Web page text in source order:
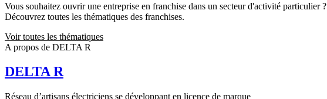
Vous souhaitez ouvrir une entreprise en franchise dans un secteur d'activité particulier ?
Découvrez toutes les thématiques des franchises.
Voir toutes les thématiques
A propos de DELTA R
DELTA R
Réseau d’artisans électriciens se développant en licence de marque